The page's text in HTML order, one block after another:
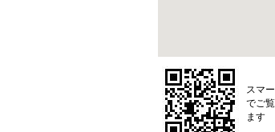
スマ
でご
ます